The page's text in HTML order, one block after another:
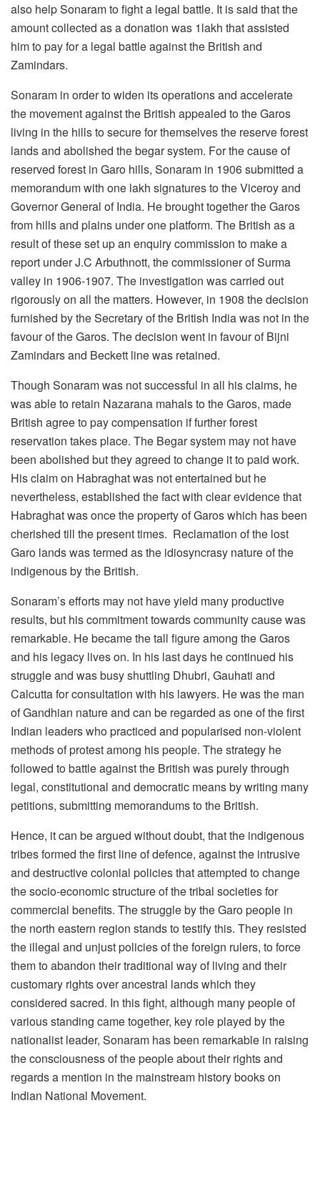
also help Sonaram to fight a legal battle. It is said that the
amount collected as a donation was 1lakh that assisted
him to pay for a legal battle against the British and
Zamindars.
Sonaram in order to widen its operations and accelerate
the movement against the British appealed to the Garos
living in the hills to secure for themselves the reserve forest
lands and abolished the begar system. For the cause of
reserved forest in Garo hills, Sonaram in 1906 submitted a
memorandum with one lakh signatures to the Viceroy and
Governor General of India. He brought together the Garos
from hills and plains under one platform. The British as a
result of these set up an enquiry commission to make a
report under J.C Arbuthnott, the commissioner of Surma
valley in 1906-1907. The investigation was carried out
rigorously on all the matters. However, in 1908 the decision
furnished by the Secretary of the British India was not in the
favour of the Garos. The decision went in favour of Bijni
Zamindars and Beckett line was retained.
Though Sonaram was not successful in all his claims, he
was able to retain Nazarana mahals to the Garos, made
British agree to pay compensation if further forest
reservation takes place. The Begar system may not have
been abolished but they agreed to change it to paid work.
His claim on Habraghat was not entertained but he
nevertheless, established the fact with clear evidence that
Habraghat was once the property of Garos which has been
cherished till the present times. Reclamation of the lost
Garo lands was termed as the idiosyncrasy nature of the
indigenous by the British.
Sonaram’s efforts may not have yield many productive
results, but his commitment towards community cause was
remarkable. He became the tall figure among the Garos
and his legacy lives on. In his last days he continued his
struggle and was busy shuttling Dhubri, Gauhati and
Calcutta for consultation with his lawyers. He was the man
of Gandhian nature and can be regarded as one of the first
Indian leaders who practiced and popularised non-violent
methods of protest among his people. The strategy he
followed to battle against the British was purely through
legal, constitutional and democratic means by writing many
petitions, submitting memorandums to the British.
Hence, it can be argued without doubt, that the indigenous
tribes formed the first line of defence, against the intrusive
and destructive colonial policies that attempted to change
the socio-economic structure of the tribal societies for
commercial benefits. The struggle by the Garo people in
the north eastern region stands to testify this. They resisted
the illegal and unjust policies of the foreign rulers, to force
them to abandon their traditional way of living and their
customary rights over ancestral lands which they
considered sacred. In this fight, although many people of
various standing came together, key role played by the
nationalist leader, Sonaram has been remarkable in raising
the consciousness of the people about their rights and
regards a mention in the mainstream history books on
Indian National Movement.